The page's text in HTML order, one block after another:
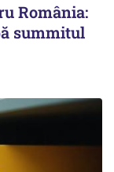
România:
summitul